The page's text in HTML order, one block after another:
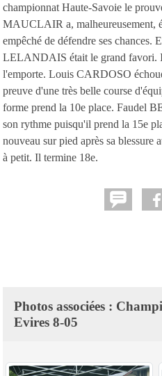
championnat Haute-Savoie le
MAUCLAIR a, malheureusement,
empêché de défendre ses chances.
LELANDAIS était le grand favori.
l'emporte. Louis CARDOSO
preuve d'une très belle course
forme prend la 10e place. Faudel
son rythme puisqu'il prend la 15e
nouveau sur pied après sa blessure
à petit. Il termine 18e.
Photos associées :
Evires 8-05